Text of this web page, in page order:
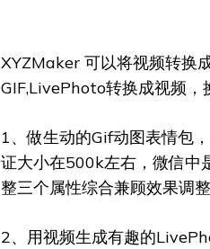
XYZMaker 可以将视频转换
GIF,LivePhoto转换成视频
1、做生动的Gif动图表情包
证大小在500k左右，微信中
整三个属性综合兼顾效果调
2、用视频生成有趣的